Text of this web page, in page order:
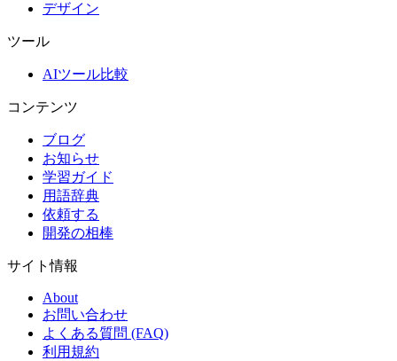
デザイン
ツール
AIツール比較
コンテンツ
ブログ
お知らせ
学習ガイド
用語辞典
依頼する
開発の相棒
サイト情報
About
お問い合わせ
よくある質問 (FAQ)
利用規約